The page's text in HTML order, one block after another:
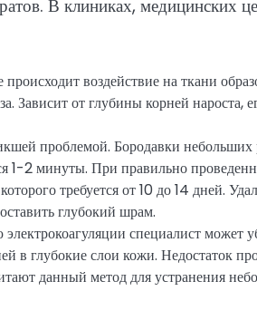
В клиниках, медицинских
воздействие на ткани
Зависит от глубины корней нароста,
проблемой. Бородавки небольших
1-2 минуты. При правильно
требуется от 10 до 14 дней.
глубокий шрам.
специалист может
в глубокие слои кожи. Недостаток
данный метод для устранения